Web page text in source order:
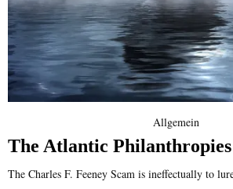
Allgemein
The Atlantic Philanthropies
The Charles F. Feeney Scam is ineffectually to